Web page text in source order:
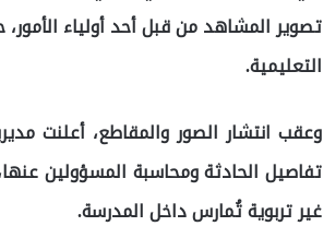
تصوير المشاهد من قبل أحد أولياء
التعليمية.
وعقب انتشار الصور والمقاطع، أعلنت
تفاصيل الحادثة ومحاسبة المسؤولين
غير تربوية تُمارس داخل المدرسة.